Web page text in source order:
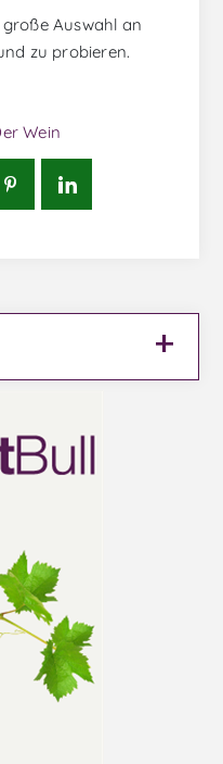
Auswahl an
zu probieren.
Wein